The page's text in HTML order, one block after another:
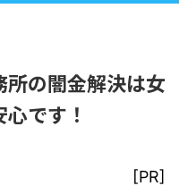
の闇金解決は女
です！
[PR]